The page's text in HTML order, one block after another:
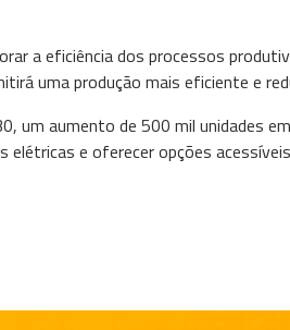
a eficiência dos processos
uma produção mais eficiente e
aumento de 500 mil unidades
e oferecer opções